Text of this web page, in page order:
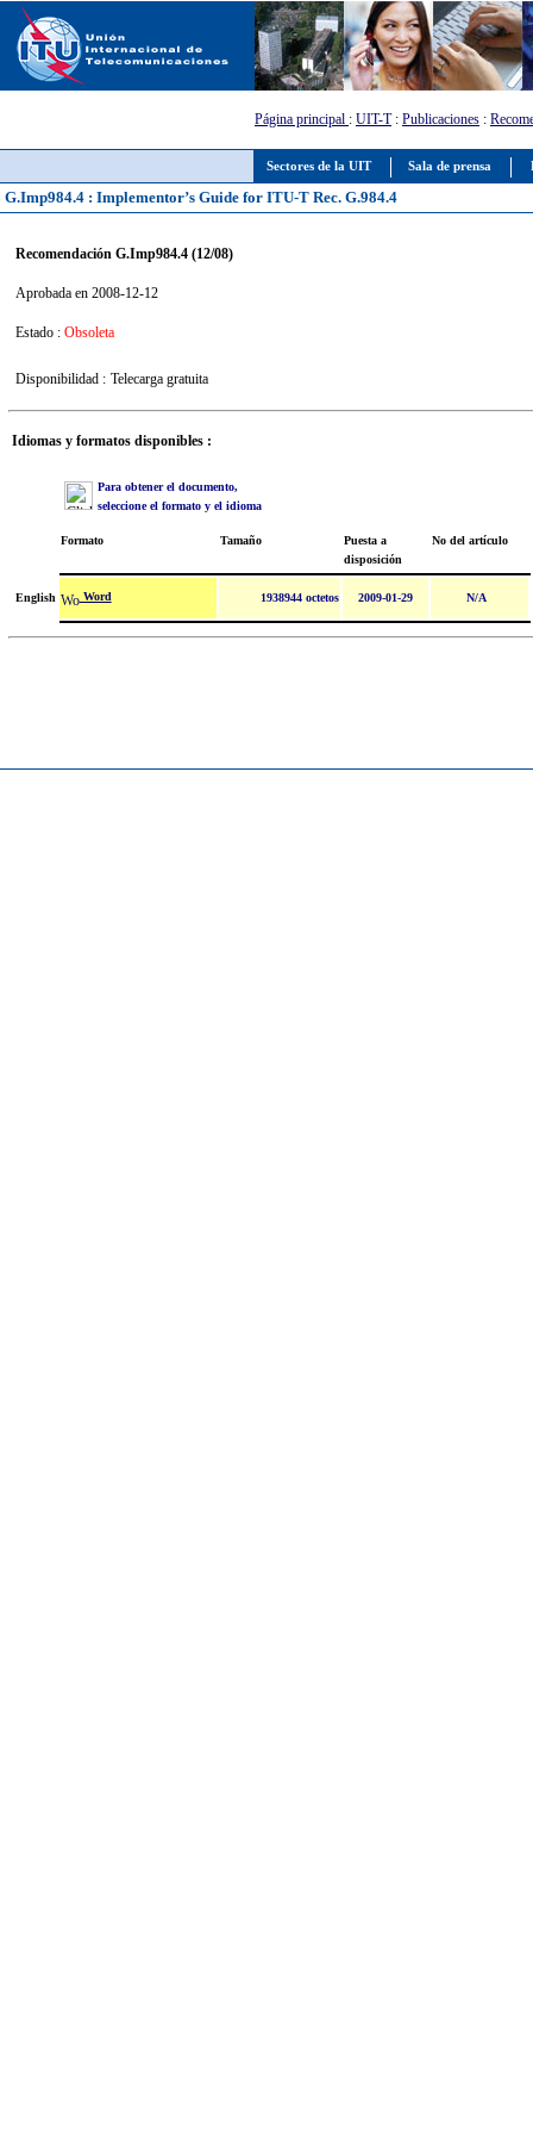
Sectores de la UIT Sala de prensa
Página principal : UIT-T: Publicaciones :
G.Imp984.4 : Implementor’s Guide for ITU-T Rec. G.984.4
Recomendación G.Imp984.4 (12/08)
Aprobada en 2008-12-12
Estado : Obsoleta
Disponibilidad : Telecarga gratuita
Idiomas y formatos disponibles :
Para obtener el documento,
seleccione el formato y el idioma
Formato Tamaño
Puesta a
disposición
No del artículo
English Word 1938944 octetos 2009-01-29 N/A